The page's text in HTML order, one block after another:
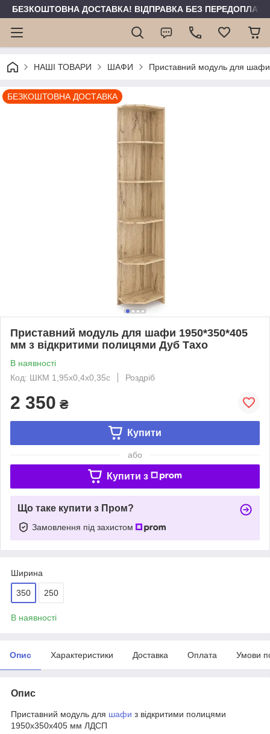
БЕЗКОШТОВНА ДОСТАВКА! ВІДПРАВКА БЕЗ ПЕРЕДОПЛАТИ
НАШІ ТОВАРИ ШАФИ Приставний модуль для
БЕЗКОШТОВНА ДОСТАВКА
Приставний модуль для шафи 1950*350*405
мм з відкритими полицями Дуб Тахо
В наявності
Код: ШКМ 1,95х0,4х0,35с
Роздріб
2 350 ₴
Купити
або
Купити з
Що таке купити з Пром?
Замовлення під захистом
Ширина
350 250
В наявності
Опис Характеристики Доставка Оплата Умови
Опис
Приставний модуль для шафи з відкритими полицями
1950х350х405 мм ЛДСП